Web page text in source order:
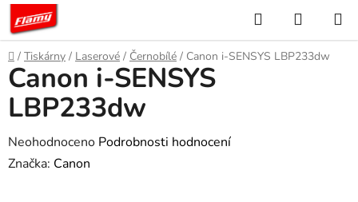
Přejít
obsah
Hledat
KOŠÍK
Domů
/ Tiskárny / Laserové / Černobílé / Canon i-SENSYS LBP233dw
Canon i-SENSYS
LBP233dw
Průměrné
hodnocení
Neohodnoceno Podrobnosti hodnocení
Značka: Canon